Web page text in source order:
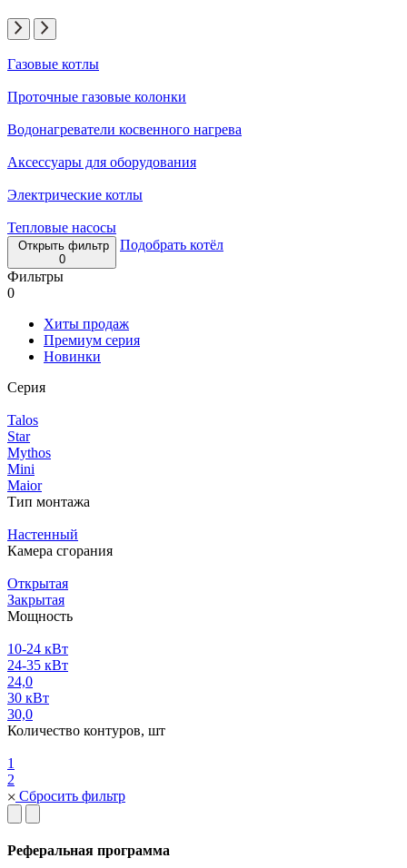
Газовые котлы
Проточные газовые колонки
Водонагреватели косвенного нагрева
Аксессуары для оборудования
Электрические котлы
Тепловые насосы
Открыть фильтр
0
Подобрать котёл
Фильтры
0
Хиты продаж
Премиум серия
Новинки
Серия
Talos
Star
Mythos
Mini
Maior
Тип монтажа
Настенный
Камера сгорания
Открытая
Закрытая
Мощность
10-24 кВт
24-35 кВт
24,0
30 кВт
30,0
Количество контуров, шт
1
2
Сбросить фильтр
Реферальная программа